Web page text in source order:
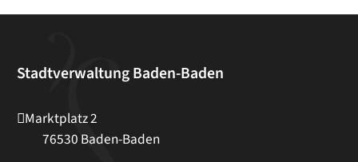
Stadtverwaltung Baden-Baden
Marktplatz 2
76530 Baden-Baden